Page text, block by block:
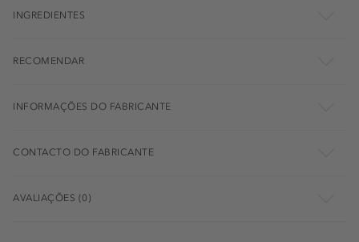
INGREDIENTES
RECOMENDAR
INFORMAÇÕES DO FABRICANTE
CONTACTO DO FABRICANTE
AVALIAÇÕES (0)